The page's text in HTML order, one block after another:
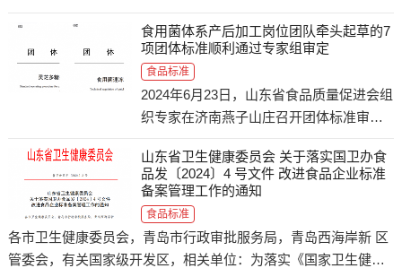
单位的权益，现将我会标准化委员会起草
的《山东省食品质量促进会团体标准使用
实施细则》(征求意见
食用菌体系产后加工岗位团队牵头起草的7
项团体标准顺利通过专家组审定
食品标准
2024年6月23日，山东省食品质量促进会组
织专家在济南燕子山庄召开团体标准审定
完成的《食用菌速冻技术规范》、《灵芝
多糖提取技术规程》等7项团体标准顺利通
过审查。本次审定会
山东省卫生健康委员会 关于落实国卫办食
品发〔2024〕4 号文件 改进食品企业标准
备案管理工作的通知
食品标准
各市卫生健康委员会，青岛市行政审批服务局，青岛西海岸新 区
管委会，有关国家级开发区，相关单位：为落实《国家卫生健康